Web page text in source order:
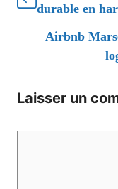
durable en
Airbnb
Laisser un